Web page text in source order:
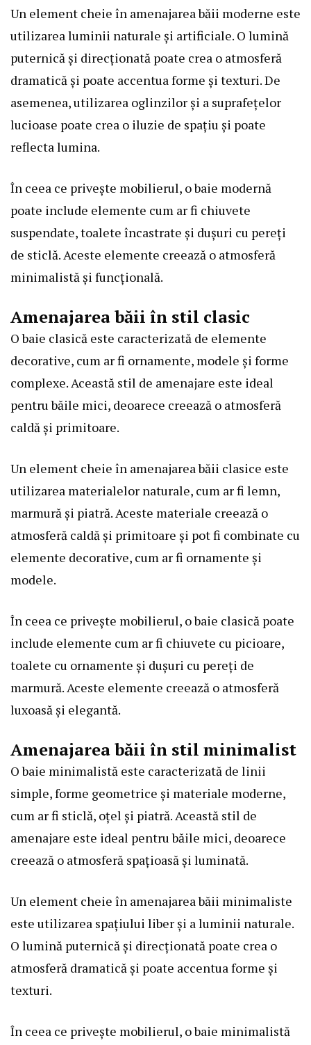
Un element cheie în amenajarea băii moderne este
utilizarea luminii naturale și artificiale. O lumină
puternică și direcționată poate crea o atmosferă
dramatică și poate accentua forme și texturi. De
asemenea, utilizarea oglinzilor și a suprafețelor
lucioase poate crea o iluzie de spațiu și poate
reflecta lumina.
În ceea ce privește mobilierul, o baie modernă
poate include elemente cum ar fi chiuvete
suspendate, toalete încastrate și dușuri cu pereți
de sticlă. Aceste elemente creează o atmosferă
minimalistă și funcțională.
Amenajarea băii în stil clasic
O baie clasică este caracterizată de elemente
decorative, cum ar fi ornamente, modele și forme
complexe. Această stil de amenajare este ideal
pentru băile mici, deoarece creează o atmosferă
caldă și primitoare.
Un element cheie în amenajarea băii clasice este
utilizarea materialelor naturale, cum ar fi lemn,
marmură și piatră. Aceste materiale creează o
atmosferă caldă și primitoare și pot fi combinate cu
elemente decorative, cum ar fi ornamente și
modele.
În ceea ce privește mobilierul, o baie clasică poate
include elemente cum ar fi chiuvete cu picioare,
toalete cu ornamente și dușuri cu pereți de
marmură. Aceste elemente creează o atmosferă
luxoasă și elegantă.
Amenajarea băii în stil minimalist
O baie minimalistă este caracterizată de linii
simple, forme geometrice și materiale moderne,
cum ar fi sticlă, oțel și piatră. Această stil de
amenajare este ideal pentru băile mici, deoarece
creează o atmosferă spațioasă și luminată.
Un element cheie în amenajarea băii minimaliste
este utilizarea spațiului liber și a luminii naturale.
O lumină puternică și direcționată poate crea o
atmosferă dramatică și poate accentua forme și
texturi.
În ceea ce privește mobilierul, o baie minimalistă